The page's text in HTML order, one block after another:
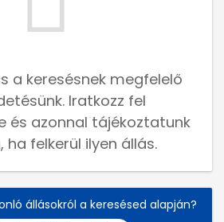
a keresésnek megfelelő
Iratkozz fel
és azonnal tájékoztatunk
ha felkerül ilyen állás.
állásokról a keresésed alapján?